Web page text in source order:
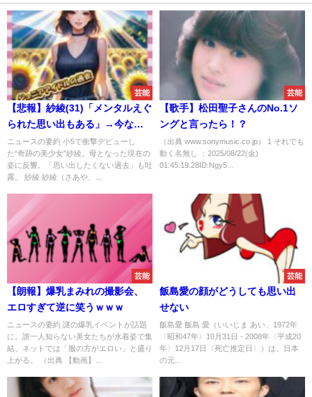
芸能
【悲報】紗綾(31)「メンタルえぐ
られた思い出もある」→今なお
美しい姿にネット反響
ニュースの要約 小5で衝撃デビューし
た“奇跡の美少女”紗綾。母となった現在の
姿に反響。「思い出したくない過去」も吐
露。 紗綾 紗綾（さあや、...
芸能
【歌手】松田聖子さんのNo.1ソ
ングと言ったら！？
（出典 www.sonymusic.co.jp） 1 それでも
動く名無し ：2025/08/22(金)
01:45:19.28ID:Ngy5...
芸能
【朗報】爆乳まみれの撮影会、
エロすぎて逆に笑うｗｗｗ
ニュースの要約 謎の爆乳イベントが話題
に。誰一人知らない美女たちが水着姿で集
結、ネットでは「服の方がエロい」と盛り
上がる。 （出典 【動画】...
芸能
飯島愛の顔がどうしても思い出
せない
飯島愛 飯島 愛（いいじま あい、1972年
〈昭和47年〉10月31日 - 2008年〈平成20
年〉12月17日〈死亡推定日〉）は、日本
の元...